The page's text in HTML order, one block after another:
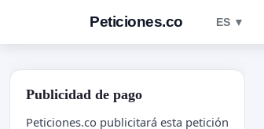
Peticiones.co ES ▼
Publicidad de pago
Peticiones.co publicitará esta petición